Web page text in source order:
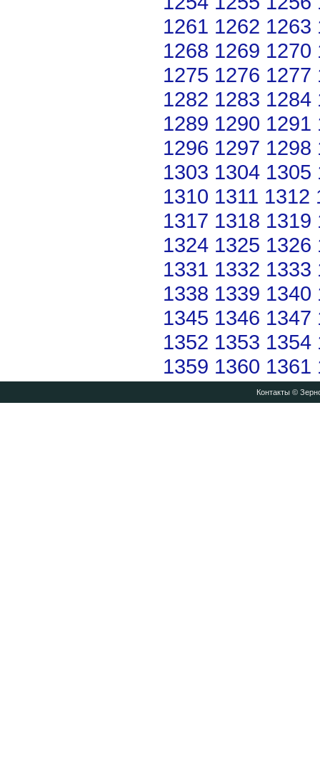
1261 1262 1263
1268 1269 1270
1275 1276 1277
1282 1283 1284
1289 1290 1291
1296 1297 1298
1303 1304 1305
1310 1311 1312
1317 1318 1319
1324 1325 1326
1331 1332 1333
1338 1339 1340
1345 1346 1347
1352 1353 1354
1359 1360 1361
Контакты©